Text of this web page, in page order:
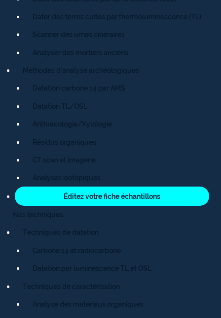
Dater des terres cuites par thermoluminescence (TL)
Scanner des urnes cinéraires
Analyser des mortiers anciens
Méthodes d’analyse archéologiques
Datation carbone 14 par AMS
Datation TL/OSL
Anthracologie/Xylologie
Résidus organiques
CT scan et imagerie
Analyses isotopiques
Éditez votre fiche échantillons
Nos techniques
Techniques de datation
Carbone 14 et radiocarbone
Datation par luminescence TL et OSL
Techniques de caractérisation
Analyse des matériaux organiques